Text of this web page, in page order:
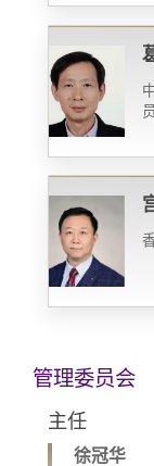
员
管理委员会
主任
徐冠华